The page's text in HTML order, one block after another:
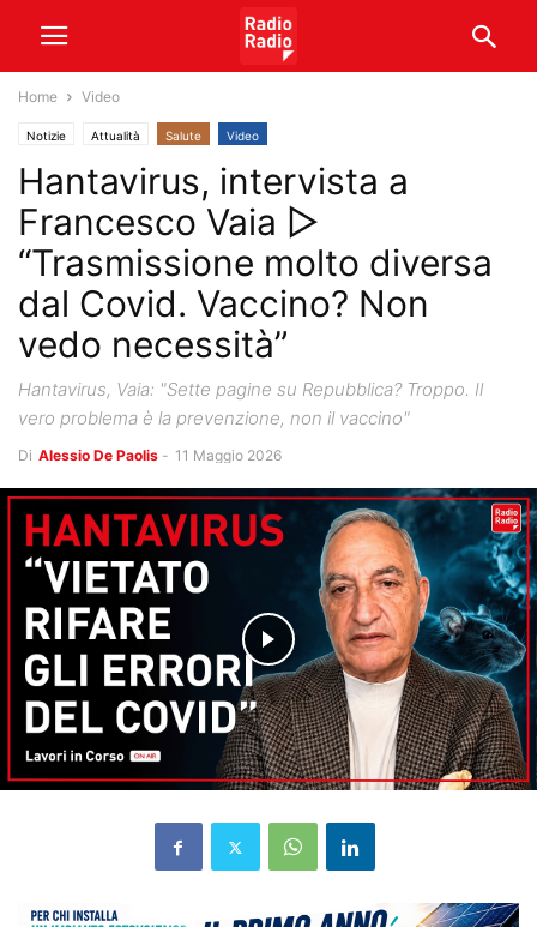
Home Video
Notizie Attualità Salute Video
Hantavirus, intervista a
Francesco Vaia ▷
“Trasmissione molto diversa
dal Covid. Vaccino? Non
vedo necessità”
Hantavirus, Vaia: "Sette pagine su Repubblica? Troppo. Il
vero problema è la prevenzione, non il vaccino"
Di Alessio De Paolis - 11 Maggio 2026